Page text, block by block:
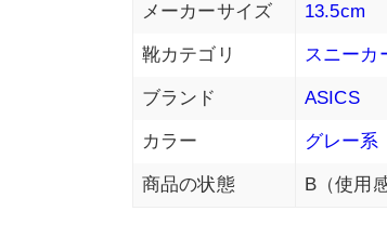
メーカーサイズ 13.5cm
靴カテゴリ スニーカ
ブランド ASICS
カラー グレー系
商品の状態 B（使用